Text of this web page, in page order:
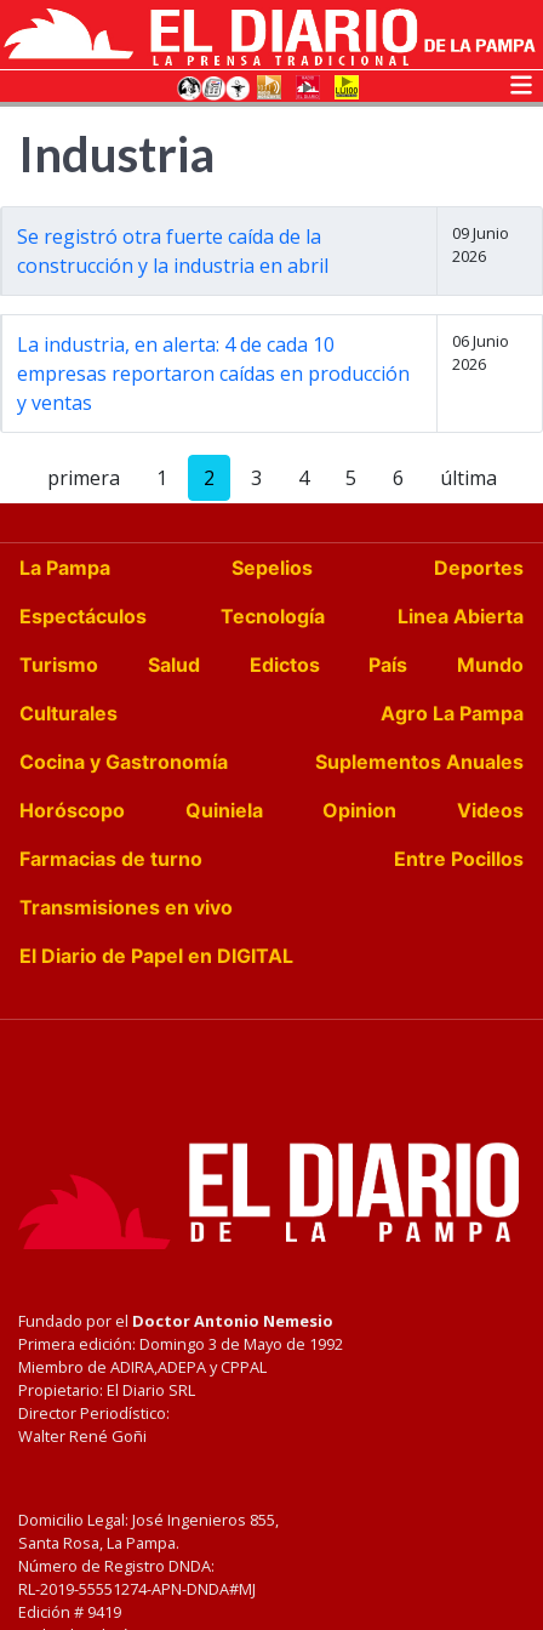
Industria
Se registró otra fuerte caída de la
construcción y la industria en abril
09 Junio
2026
La industria, en alerta: 4 de cada 10
empresas reportaron caídas en producción
y ventas
06 Junio
2026
primera 1 2 3 4 5 6 última
La Pampa Sepelios
Deportes
Espectáculos
Tecnología
Linea Abierta
Turismo
Salud Edictos País
Mundo
Culturales
Agro La Pampa
Cocina y Gastronomía
Suplementos Anuales
Horóscopo
Quiniela Opinion
Videos
Farmacias de turno
Entre Pocillos
Transmisiones en vivo
El Diario de Papel en DIGITAL
Fundado por el Doctor Antonio Nemesio
Primera edición: Domingo 3 de Mayo de 1992
Miembro de ADIRA,ADEPA y CPPAL
Propietario: El Diario SRL
Director Periodístico:
Walter René Goñi
Domicilio Legal: José Ingenieros 855,
Santa Rosa, La Pampa.
Número de Registro DNDA:
RL-2019-55551274-APN-DNDA#MJ
Edición # 9419